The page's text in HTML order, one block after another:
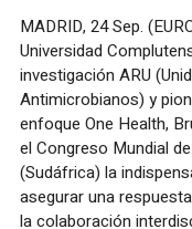
MADRID, 24 Sep.
Universidad
investigación ARU
Antimicrobianos) y
enfoque One Health,
el Congreso Mundial
(Sudáfrica) la
asegurar una
la colaboración